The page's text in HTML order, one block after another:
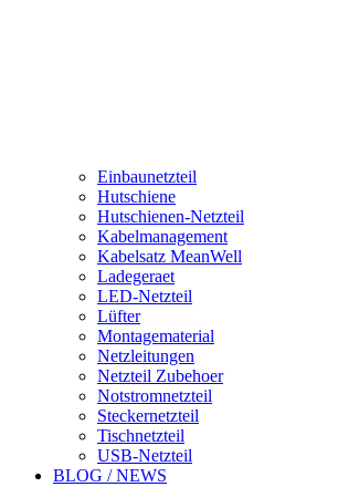
Einbaunetzteil
Hutschiene
Hutschienen-Netzteil
Kabelmanagement
Kabelsatz MeanWell
Ladegeraet
LED-Netzteil
Lüfter
Montagematerial
Netzleitungen
Netzteil Zubehoer
Notstromnetzteil
Steckernetzteil
Tischnetzteil
USB-Netzteil
BLOG / NEWS